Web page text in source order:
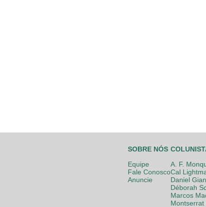
SOBRE NÓS
Equipe
Fale Conosco
Anuncie
A. F.
Cal
Daniel
Déborah
Marcos
Montserrat